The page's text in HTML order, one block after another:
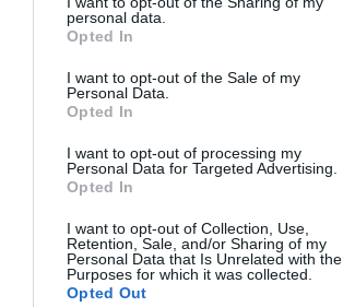
personal data.
Opted In
I want to opt-out of the Sale of my
Personal Data.
Opted In
I want to opt-out of processing my
Personal Data for Targeted Advertising.
Opted In
I want to opt-out of Collection, Use,
Retention, Sale, and/or Sharing of my
Personal Data that Is Unrelated with the
Purposes for which it was collected.
Opted Out